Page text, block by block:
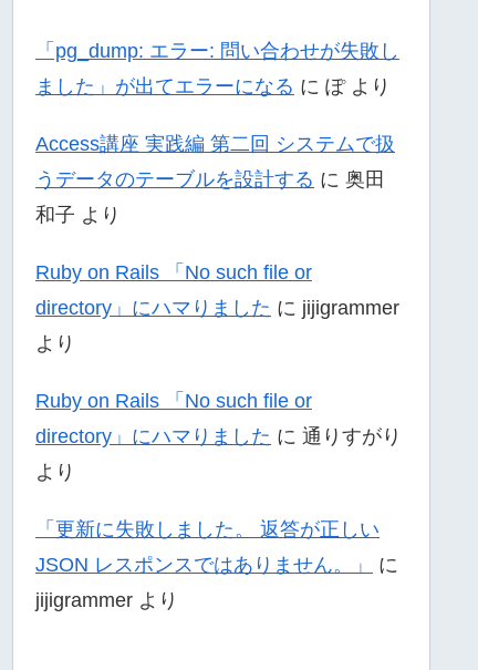
「pg_dump: エラー: 問い合わせが失敗し
ました」が出てエラーになる に ぽより
Access講座 実践編 第二回 システムで扱
うデータのテーブルを設計する に 奥田
和子 より
Ruby on Rails 「No such file or
directory」にハマりました に jijigrammer
より
Ruby on Rails 「No such file or
directory」にハマりました に 通りすがり
より
「更新に失敗しました。 返答が正しい
JSON レスポンスではありません。」
に
jijigrammer より